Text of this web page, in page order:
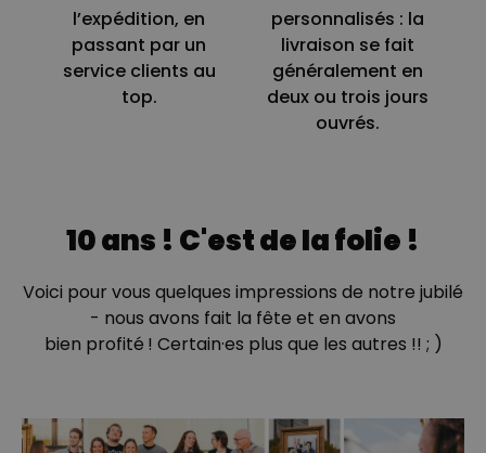
l’expédition, en
passant par un
service clients au
top.
personnalisés : la
livraison se fait
généralement en
deux ou trois jours
ouvrés.
10 ans ! C'est de la folie !
Voici pour vous quelques impressions de notre jubilé
- nous avons fait la fête et en avons
bien profité ! Certain·es plus que les autres !! ; )
COMMERCIALISATION
NON CLASSÉ